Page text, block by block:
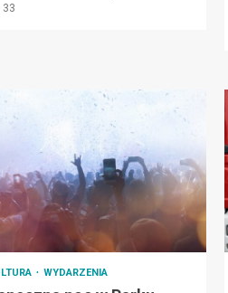
33
WYDARZENIA